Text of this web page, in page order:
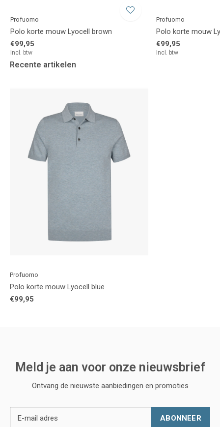
Profuomo
Polo korte mouw Lyocell brown
€99,95
Incl. btw
Profuomo
Polo korte mouw
€99,95
Incl. btw
Recente artikelen
Profuomo
Polo korte mouw Lyocell blue
€99,95
Meld je aan voor onze nieuwsbrief
Ontvang de nieuwste aanbiedingen en promoties
ABONNEER